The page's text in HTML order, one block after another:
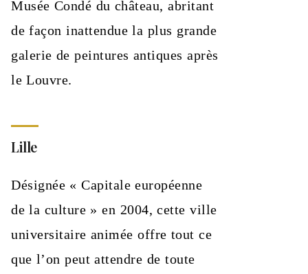
Musée Condé du château, abritant
de façon inattendue la plus grande
galerie de peintures antiques après
le Louvre.
Lille
Désignée « Capitale européenne
de la culture » en 2004, cette ville
universitaire animée offre tout ce
que l’on peut attendre de toute